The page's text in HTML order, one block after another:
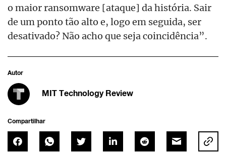
o maior ransomware [ataque] da história. Sair
de um ponto tão alto e, logo em seguida, ser
desativado? Não acho que seja coincidência”.
Autor
MIT Technology Review
Compartilhar